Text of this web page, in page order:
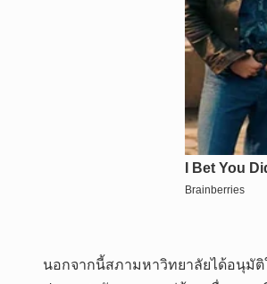
นอกจากนี้สภามหาวิทยาลัยได้อนุมั